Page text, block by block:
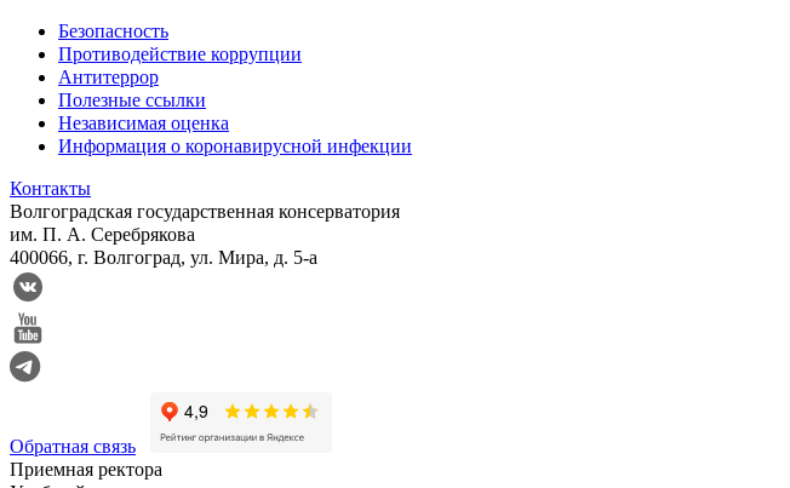
Безопасность
Противодействие коррупции
Антитеррор
Полезные ссылки
Независимая оценка
Информация о коронавирусной инфекции
Контакты
Волгоградская государственная консерватория
им. П. А. Серебрякова
400066, г. Волгоград, ул. Мира, д. 5-а
Обратная связь
Приемная ректора